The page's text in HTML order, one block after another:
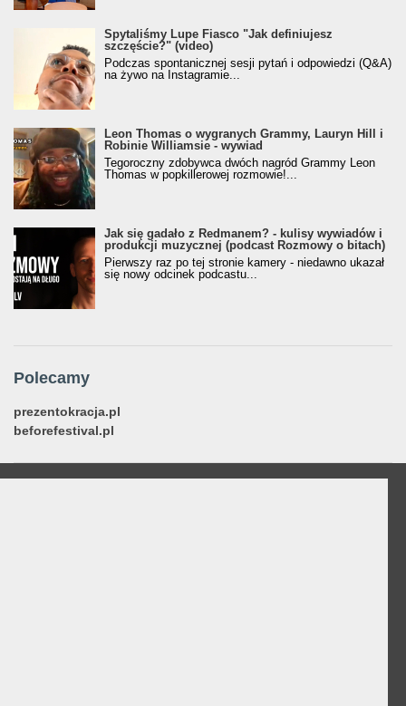
Spytaliśmy Lupe Fiasco "Jak definiujesz
szczęście?" (video)
Podczas spontanicznej sesji pytań i odpowiedzi (Q&A)
na żywo na Instagramie...
Leon Thomas o wygranych Grammy, Lauryn Hill i
Robinie Williamsie - wywiad
Tegoroczny zdobywca dwóch nagród Grammy Leon
Thomas w popkillerowej rozmowie!...
Jak się gadało z Redmanem? - kulisy wywiadów i
produkcji muzycznej (podcast Rozmowy o bitach)
Pierwszy raz po tej stronie kamery - niedawno ukazał
się nowy odcinek podcastu...
Polecamy
prezentokracja.pl
beforefestival.pl